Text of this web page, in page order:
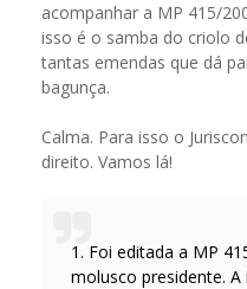
acompanhar a MP 415/
isso é o samba do criolo
tantas emendas que dá
bagunça.
Calma. Para isso o
direito. Vamos lá!
1. Foi editada a MP
molusco presidente.